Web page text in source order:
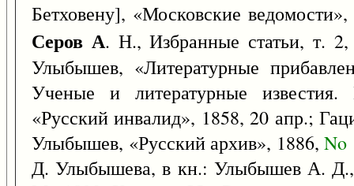
Бетховену], «Московские
Серов А. Н., Избранные статьи, т.
Улыбышев, «Литературные
Ученые и литературные
«Русский инвалид», 1858, 20 апр.;
Улыбышев, «Русский архив», 1886, No
Д. Улыбышева, в кн.: Улыбышев А. Д.,